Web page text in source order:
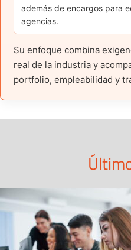
además de encargos para
agencias.
Su enfoque combina
real de la industria y
portfolio, empleabilidad y